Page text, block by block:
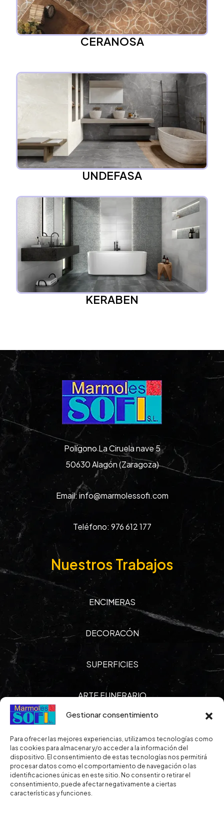
Gestionar consentimiento
Para ofrecer las mejores experiencias, utilizamos tecnologías como
las cookies para almacenar y/o acceder a la información del
dispositivo. El consentimiento de estas tecnologías nos permitirá
procesar datos como el comportamiento de navegación o las
identificaciones únicas en este sitio. No consentir o retirar el
consentimiento, puede afectar negativamente a ciertas
características y funciones.
CERANOSA
UNDEFASA
KERABEN
Polígono La Ciruela nave 5
50630 Alagón (Zaragoza)
Email:info@marmolessofi.com
Teléfono: 976 612 177
Nuestros Trabajos
ENCIMERAS
DECORACÓN
SUPERFICIES
ARTE FUNERARIO
Horario
De lunes a viernes de 7.30 a 15. 30 h.